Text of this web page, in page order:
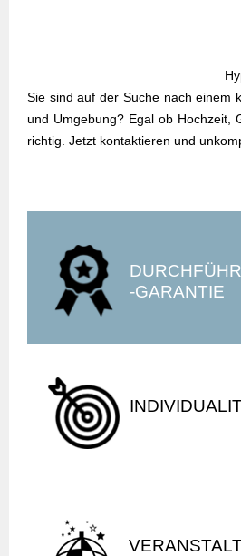
Sie sind auf der Suche nach einem
und Umgebung? Egal ob Hochzeit,
richtig. Jetzt kontaktieren und
-GARANTIE